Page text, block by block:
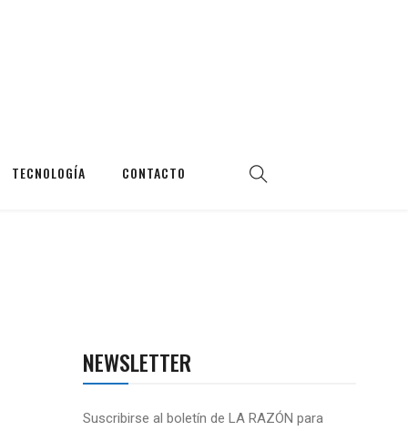
TECNOLOGÍA CONTACTO
NEWSLETTER
Suscribirse al boletín de LA RAZÓN para